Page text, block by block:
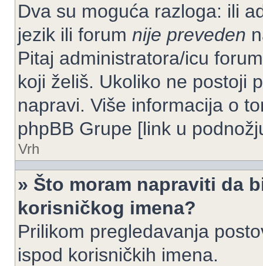
Dva su moguća razloga: ili
jezik ili forum nije preveden
Pitaj administratora/icu
koji želiš. Ukoliko ne postoji
napravi. Više informacija o
phpBB Grupe [link u
Vrh
» Što moram napraviti da
korisničkog imena?
Prilikom pregledavanja
ispod korisničkih imena.